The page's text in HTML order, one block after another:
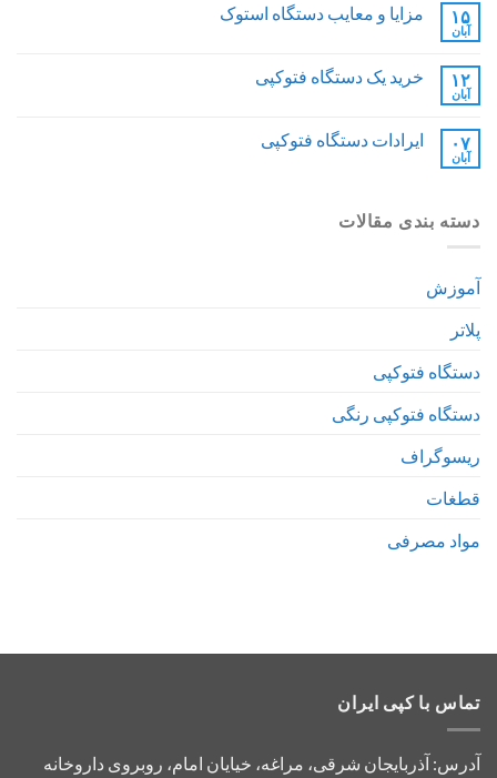
۱۵
آبان
مزایا و معایب دستگاه استوک
۱۲
آبان
خرید یک دستگاه فتوکپی
۰۷
آبان
ایرادات دستگاه فتوکپی
دسته بندی مقالات
آموزش
پلاتر
دستگاه فتوکپی
دستگاه فتوکپی رنگی
ریسوگراف
قطغات
مواد مصرفی
تماس با کپی ایران
آدرس: آذربایجان شرقی، مراغه، خیایان امام، روبروی داروخانه